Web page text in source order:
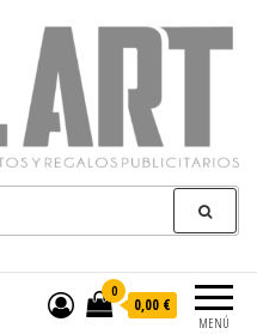
Especialistas en textil publicitario y regalos
personalizados en móstoles
MENÚ
0
0,00 €